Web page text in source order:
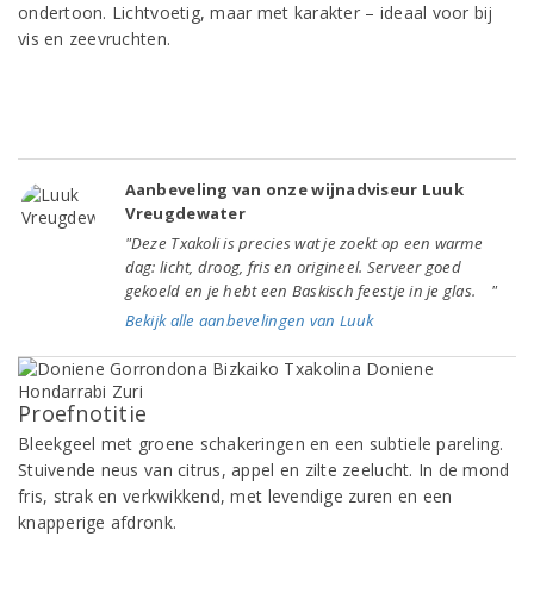
ondertoon. Lichtvoetig, maar met karakter – ideaal voor bij
vis en zeevruchten.
Aanbeveling van onze wijnadviseur Luuk
Vreugdewater
"Deze Txakoli is precies wat je zoekt op een warme
dag: licht, droog, fris en origineel. Serveer goed
gekoeld en je hebt een Baskisch feestje in je glas. "
Bekijk alle aanbevelingen van Luuk
Proefnotitie
Bleekgeel met groene schakeringen en een subtiele pareling.
Stuivende neus van citrus, appel en zilte zeelucht. In de mond
fris, strak en verkwikkend, met levendige zuren en een
knapperige afdronk.